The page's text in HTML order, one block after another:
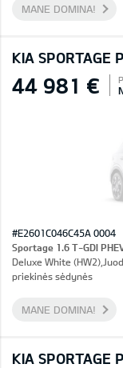
MANE DOMINA!
KIA SPORTAGE
44 981 €
#E2601C046C45A 0004
Sportage 1.6 T-GDI
Deluxe White
priekinės sėdynės
MANE DOMINA!
KIA SPORTAGE